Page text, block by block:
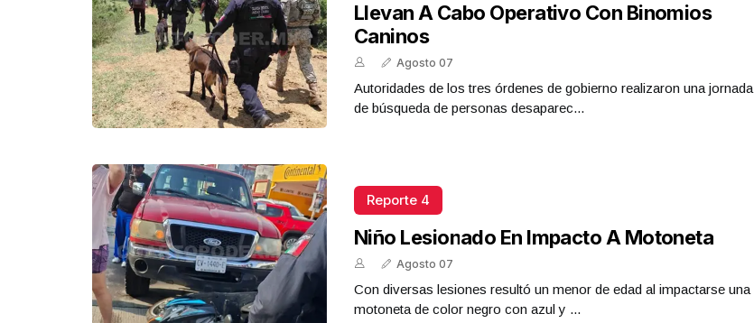
Llevan A Cabo Operativo Con Binomios
Caninos
Agosto 07
Autoridades de los tres órdenes de gobierno realizaron una jornada
de búsqueda de personas desaparec...
Reporte 4
Niño Lesionado En Impacto A Motoneta
Agosto 07
Con diversas lesiones resultó un menor de edad al impactarse una
motoneta de color negro con azul y ...
REPORTE4 | 03 10 2025 con Rodolfo Flores
REPORTE4 | 03 10 2025 con Rodolfo Flores